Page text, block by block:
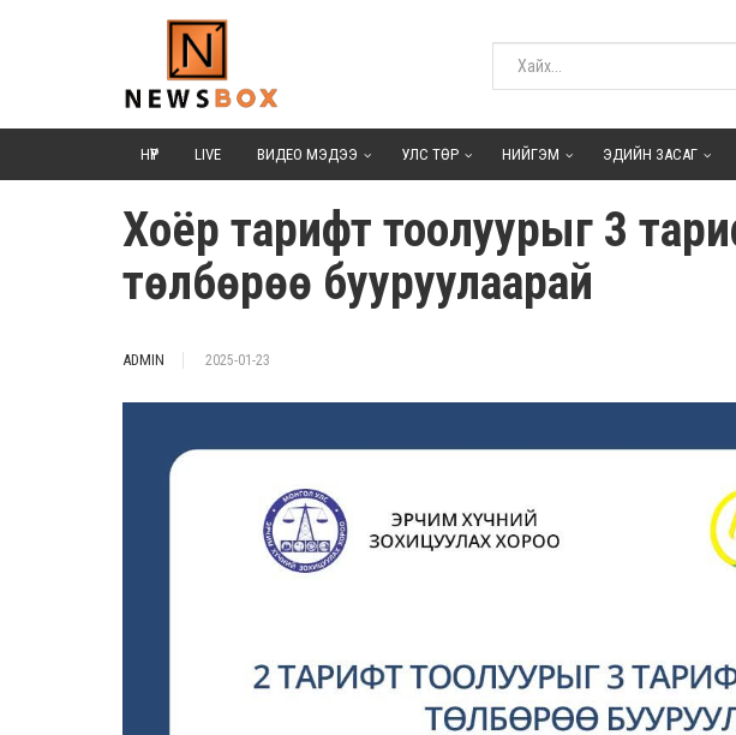
НҮҮР LIVE ВИДЕО МЭДЭЭ УЛС ТӨР НИЙГЭМ ЭДИЙН ЗАСАГ
Хоёр тарифт тоолуурыг 3
төлбөрөө бууруулаарай
ADMIN 2025-01-23